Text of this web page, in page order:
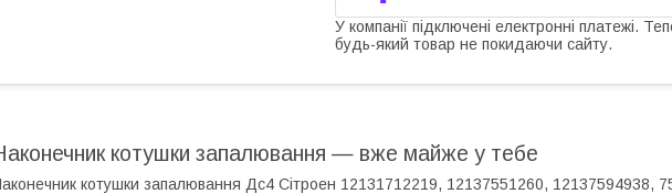
У компанії підключені електронні платежі.
будь-який товар не покидаючи сайту.
котушки запалювання — вже майже у тебе
котушки запалювання Дс4 Сітроен 12131712219, 12137551260, 12137594938,